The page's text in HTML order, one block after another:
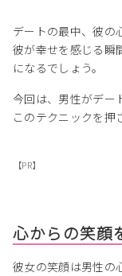
デートの最中、彼の
彼が幸せを感じる瞬
になるでしょう。
今回は、男性がデー
このテクニックを押
【PR】
心からの笑顔
彼女の笑顔は男性の